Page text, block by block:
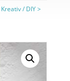
Kreativ / DIY >